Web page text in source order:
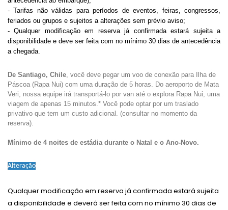
- Tarifas não válidas para períodos de eventos, feiras, congressos,
feriados ou grupos e sujeitos a alterações sem prévio aviso;
- Qualquer modificação em reserva já confirmada estará sujeita a
disponibilidade e deve ser feita com no mínimo 30 dias de antecedência
a chegada.
De Santiago, Chile, você deve pegar um voo de conexão para Ilha de
Páscoa (Rapa Nui) com uma duração de 5 horas. Do aeroporto de Mata
Veri, nossa equipe irá transportá-lo por van até o explora Rapa Nui, uma
viagem de apenas 15 minutos.* Você pode optar por um traslado
privativo que tem um custo adicional. (consultar no momento da
reserva).
Mínimo de 4 noites de estádia durante o Natal e o Ano-Novo.
Alteração
Qualquer modificação em reserva já confirmada estará sujeita
a disponibilidade e deverá ser feita com no mínimo 30 dias de